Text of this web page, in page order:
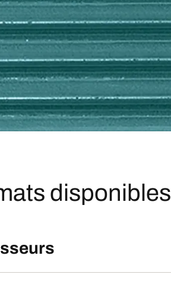
disponibles